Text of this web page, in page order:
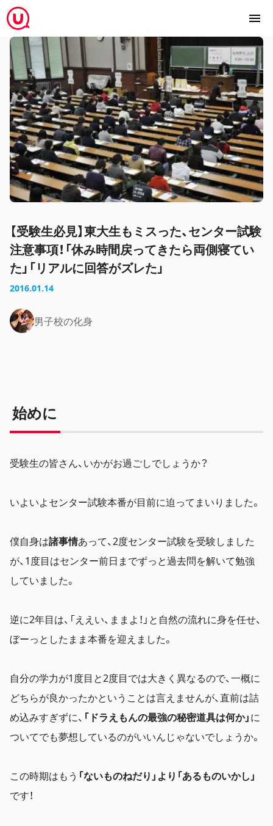
【受験生必見】東大生もミスった、センター試験
注意事項！「休み時間戻ってきたら両側寝てい
た」「リアルに回答がズレた」
2016.01.14
男子校の化身
始めに
受験生の皆さん、いかがお過ごしでしょうか？
いよいよセンター試験本番が目前に迫ってまいりました。
僕自身は諸事情あって、2度センター試験を受験しました
が、1度目はセンター前日までずっと過去問を解いて勉強
していました。
逆に2年目は、「ええい、ままよ！」と自然の流れに身を任せ、
ぼーっとしたまま本番を迎えました。
自分の学力が1度目と2度目では大きく異なるので、一概に
どちらが良かったかということは言えませんが、直前は詰
め込みすぎずに、 「ドラえもんの最強の秘密道具は何か」に
ついてでも夢想しているのがいいんじゃないでしょうか。
この時期はもう 「ないものねだり」より「あるものいかし」
です！